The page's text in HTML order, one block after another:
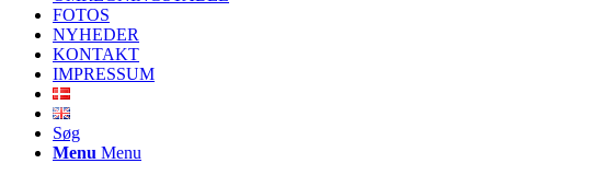
FOTOS
NYHEDER
KONTAKT
IMPRESSUM
Søg
Menu Menu